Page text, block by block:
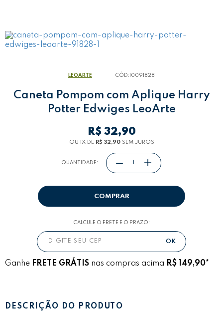
LEOARTE CÓD: 10091828
Caneta Pompom com Aplique Harry
Potter Edwiges LeoArte
R$ 32,90
OU 1XDE R$ 32,90SEM JUROS
QUANTIDADE:
COMPRAR
CALCULE O FRETE E O PRAZO:
Ganhe FRETE GRÁTIS nas compras acima R$ 149,90*
DESCRIÇÃO DO PRODUTO